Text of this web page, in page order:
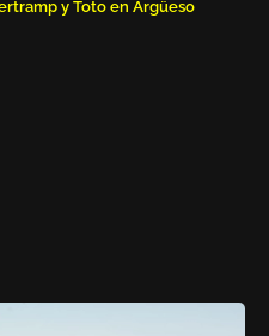
y Toto en Argüeso